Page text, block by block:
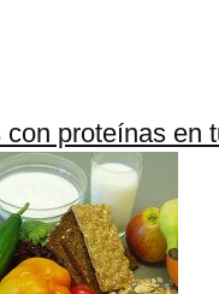
proteínas en